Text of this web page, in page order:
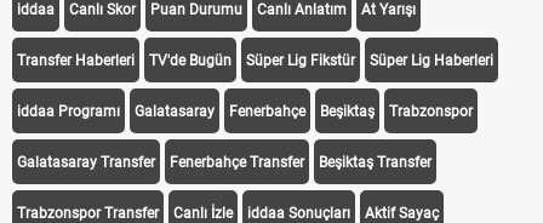
iddaa Canlı Skor Puan Durumu Canlı Anlatım At Yarışı
Transfer Haberleri TV'de Bugün Süper Lig Fikstür Süper Lig Haberleri
iddaa Programı Galatasaray Fenerbahçe Beşiktaş Trabzonspor
Galatasaray Transfer Fenerbahçe Transfer Beşiktaş Transfer
Trabzonspor Transfer Canlı İzle iddaa Sonuçları Aktif Sayaç